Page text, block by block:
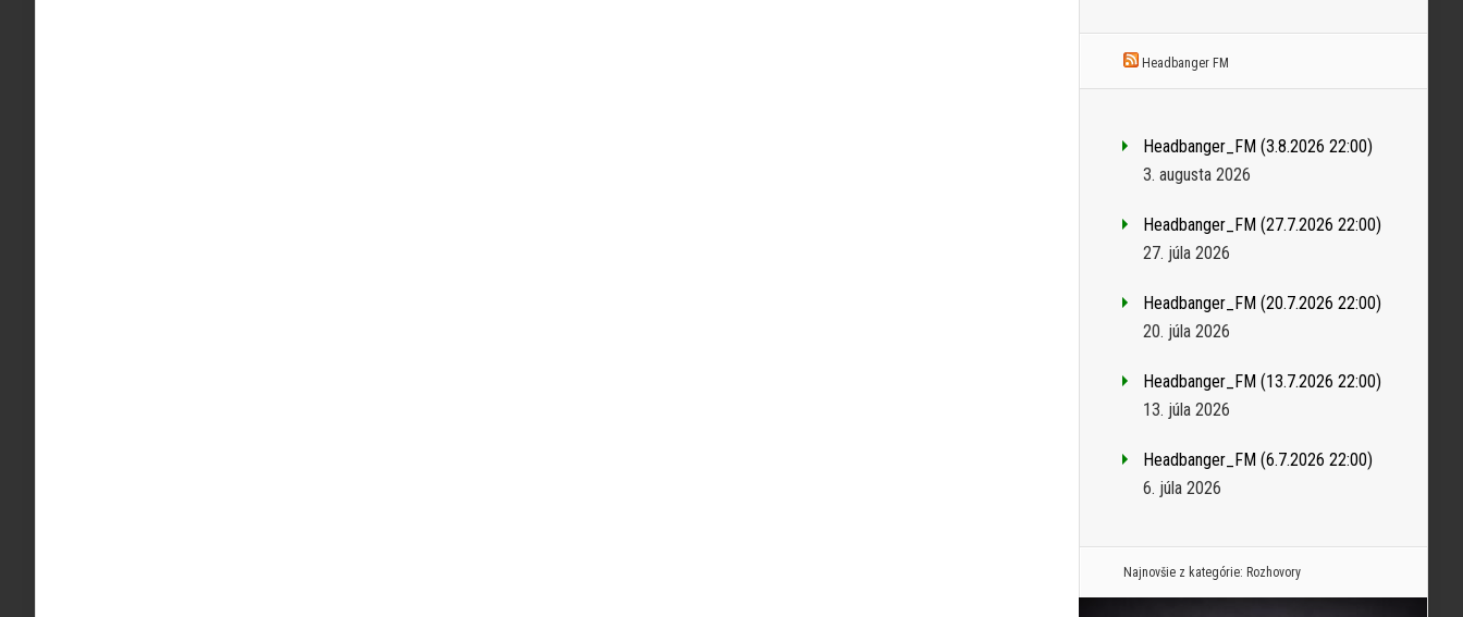
Headbanger FM
Headbanger_FM (3.8.2026 22:00)
3. augusta 2026
Headbanger_FM (27.7.2026 22:00)
27. júla 2026
Headbanger_FM (20.7.2026 22:00)
20. júla 2026
Headbanger_FM (13.7.2026 22:00)
13. júla 2026
Headbanger_FM (6.7.2026 22:00)
6. júla 2026
Najnovšie z kategórie: Rozhovory